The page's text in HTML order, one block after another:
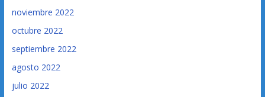
noviembre 2022
octubre 2022
septiembre 2022
agosto 2022
julio 2022